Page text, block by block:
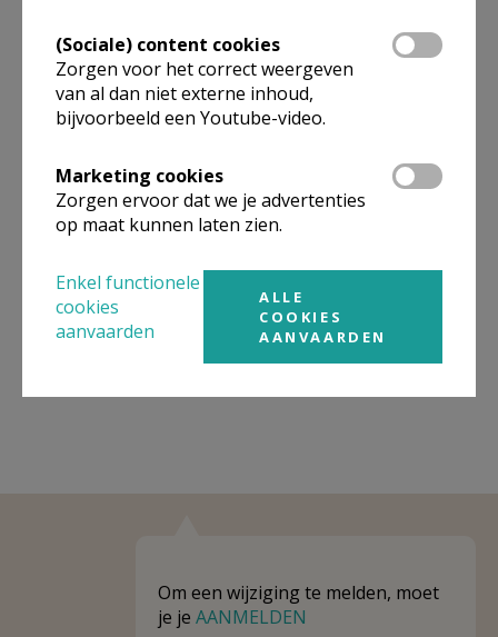
Niet gevonden wat je zocht? Hier vind je links naar de
gegevens van andere organisaties op het boven-,
Behoort totPastorale eenheid Sint-Helena Bilzen
Weergeven
Pastorale eenheid Sint-Helena Bilzen
Om een wijziging te melden, moet
je je AANMELDEN
(Sociale) content cookies
Zorgen voor het correct weergeven
van al dan niet externe inhoud,
bijvoorbeeld een Youtube-video.
Marketing cookies
Zorgen ervoor dat we je advertenties
op maat kunnen laten zien.
Enkel functionele
cookies
aanvaarden
ALLE
COOKIES
AANVAARDEN